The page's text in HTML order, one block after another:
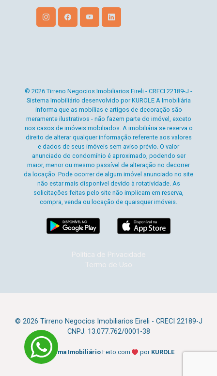
© 2026 Tirreno Negocios Imobiliarios Eireli - CRECI 22189-J -
Sistema Imobiliário desenvolvido por KUROLE A Imobiliária
informa que as mobílias e artigos de decoração são
meramente ilustrativos - não fazem parte do imóvel, exceto
nos casos de imóveis mobiliados. A imobiliária se reserva o
direito de alterar qualquer informação referente aos valores
e dados de seus imóveis sem aviso prévio. O valor
anunciado do condomínio é aproximado, podendo ser
maior, menor ou mesmo passível de alteração no decorrer
da locação. Pode ocorrer de algum imóvel anunciado no site
não estar mais disponível devido à rotatividade. As
solicitações feitas pelo site não implicam em reserva,
compra, venda ou locação de quaisquer imóveis.
Política de Privacidade
Termo de Uso
© 2026 Tirreno Negocios Imobiliarios Eireli - CRECI 22189-J
CNPJ: 13.077.762/0001-38
Sistema Imobiliário Feito com por KUROLE